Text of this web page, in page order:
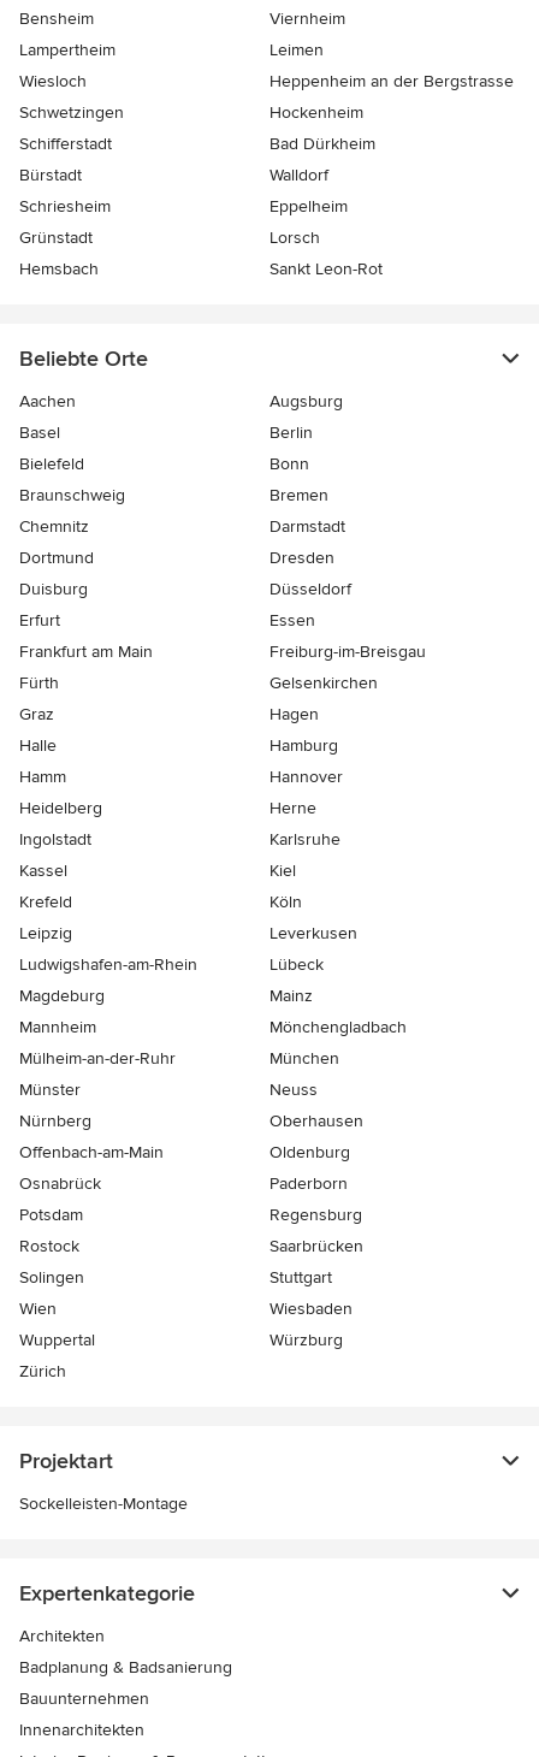
Bensheim
Viernheim
Lampertheim
Leimen
Wiesloch
Heppenheim an der Bergstrasse
Schwetzingen
Hockenheim
Schifferstadt
Bad Dürkheim
Bürstadt
Walldorf
Schriesheim
Eppelheim
Grünstadt
Lorsch
Hemsbach
Sankt Leon-Rot
Beliebte Orte
Aachen
Augsburg
Basel
Berlin
Bielefeld
Bonn
Braunschweig
Bremen
Chemnitz
Darmstadt
Dortmund
Dresden
Duisburg
Düsseldorf
Erfurt
Essen
Frankfurt am Main
Freiburg-im-Breisgau
Fürth
Gelsenkirchen
Graz
Hagen
Halle
Hamburg
Hamm
Hannover
Heidelberg
Herne
Ingolstadt
Karlsruhe
Kassel
Kiel
Krefeld
Köln
Leipzig
Leverkusen
Ludwigshafen-am-Rhein
Lübeck
Magdeburg
Mainz
Mannheim
Mönchen­gladbach
Mülheim-an-der-Ruhr
München
Münster
Neuss
Nürnberg
Oberhausen
Offenbach-am-Main
Oldenburg
Osnabrück
Paderborn
Potsdam
Regensburg
Rostock
Saarbrücken
Solingen
Stuttgart
Wien
Wiesbaden
Wuppertal
Würzburg
Zürich
Projektart
Sockelleisten-Montage
Expertenkategorie
Architekten
Badplanung & Badsanierung
Bauunternehmen
Innenarchitekten